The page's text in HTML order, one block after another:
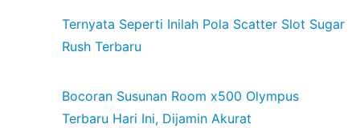
Ternyata Seperti Inilah Pola Scatter Slot Sugar
Rush Terbaru
Bocoran Susunan Room x500 Olympus
Terbaru Hari Ini, Dijamin Akurat